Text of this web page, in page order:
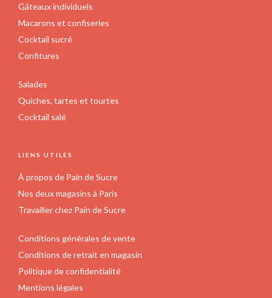
Gâteaux individuels
Macarons et confiseries
Cocktail sucré
Confitures
Salades
Quiches, tartes et tourtes
Cocktail salé
LIENS UTILES
À propos de Pain de Sucre
Nos deux magasins à Paris
Travailler chez Pain de Sucre
Conditions générales de vente
Conditions de retrait en magasin
Politique de confidentialité
Mentions légales